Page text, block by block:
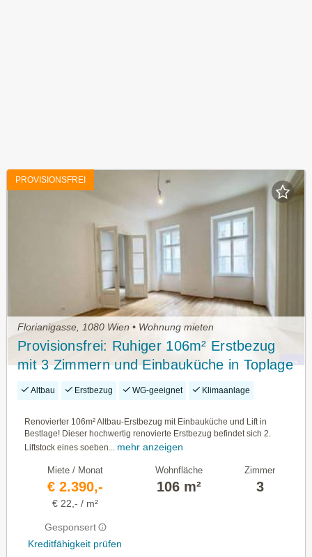
PROVISIONSFREI
Florianigasse, 1080 Wien • Wohnung mieten
Provisionsfrei: Ruhiger 106m² Erstbezug
mit 3 Zimmern und Einbauküche in Toplage
- 1080 Wien
Altbau Erstbezug WG-geeignet Klimaanlage
Renovierter 106m² Altbau-Erstbezug mit Einbauküche und Lift in
Bestlage! Dieser hochwertig renovierte Erstbezug befindet sich 2.
Liftstock eines soeben...
mehr anzeigen
Miete / Monat
€ 2.390,-
€ 22,- / m²
Gesponsert
Kreditfähigkeit prüfen
Wohnfläche
106 m²
Zimmer
3